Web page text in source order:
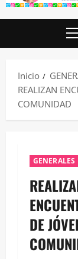
Inicio
REALIZAN
COMUNIDAD
GENERALES
DE